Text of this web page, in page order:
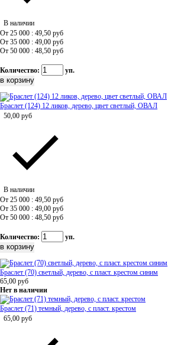
В наличии
От 25 000 : 49,50 руб
От 35 000 : 49,00 руб
От 50 000 : 48,50 руб
Количество: уп.
Браслет (124) 12 ликов, дерево, цвет светлый, ОВАЛ
50,00 руб
В наличии
От 25 000 : 49,50 руб
От 35 000 : 49,00 руб
От 50 000 : 48,50 руб
Количество: уп.
Браслет (70) светлый, дерево, с пласт. крестом синим
65,00 руб
Нет в наличии
Браслет (71) темный, дерево, с пласт. крестом
65,00 руб